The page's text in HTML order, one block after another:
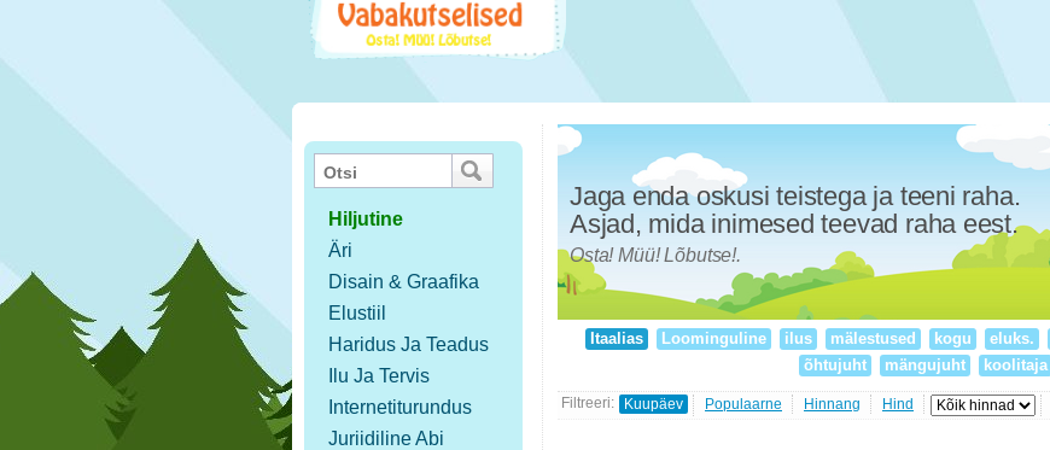
Hiljutine
Äri
Disain & Graafika
Elustiil
Haridus Ja Teadus
Ilu Ja Tervis
Internetiturundus
Juriidiline Abi
Jaga enda oskusi teistega ja teeni raha.
Asjad, mida inimesed teevad raha eest.
Osta! Müü! Lõbutse!.
Itaalias Loominguline ilus mälestused kogu eluks.
õhtujuht
mängujuht koolitaja
Filtreeri: Kuupäev Populaarne Hinnang Hind